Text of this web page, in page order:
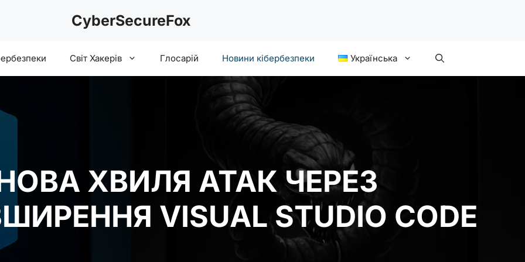
CyberSecureFox
Світ Хакерів Глосарій Новини кібербезпеки Українська
НОВА ХВИЛЯ АТАК ЧЕРЕЗ
VISUAL STUDIO CODE